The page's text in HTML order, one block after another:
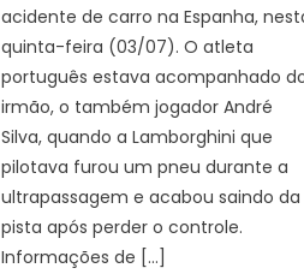
acidente de carro na Espanha,
quinta-feira (03/07). O atleta
português estava acompanhado
irmão, o também jogador André
Silva, quando a Lamborghini que
pilotava furou um pneu durante a
ultrapassagem e acabou saindo da
pista após perder o controle.
Informações de […]